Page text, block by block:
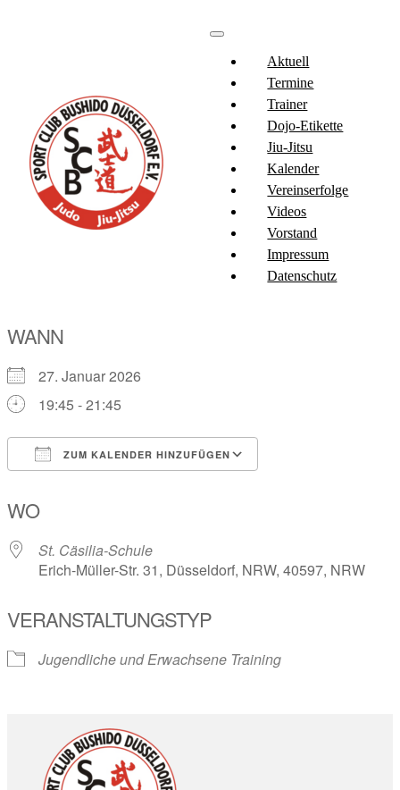
Aktuell
Termine
Trainer
Dojo-Etikette
Jiu-Jitsu
Kalender
Vereinserfolge
Videos
Vorstand
Impressum
Datenschutz
WANN
27. Januar 2026
19:45 - 21:45
ZUM KALENDER HINZUFÜGEN
WO
St. Cäsilia-Schule
Erich-Müller-Str. 31, Düsseldorf, NRW, 40597, NRW
VERANSTALTUNGSTYP
Jugendliche und Erwachsene Training